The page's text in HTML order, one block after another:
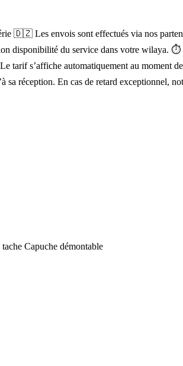
🇩🇿 Les envois sont effectués via nos
disponibilité du service dans votre wilaya.
tarif s’affiche automatiquement au moment
réception. En cas de retard exceptionnel,
Capuche démontable